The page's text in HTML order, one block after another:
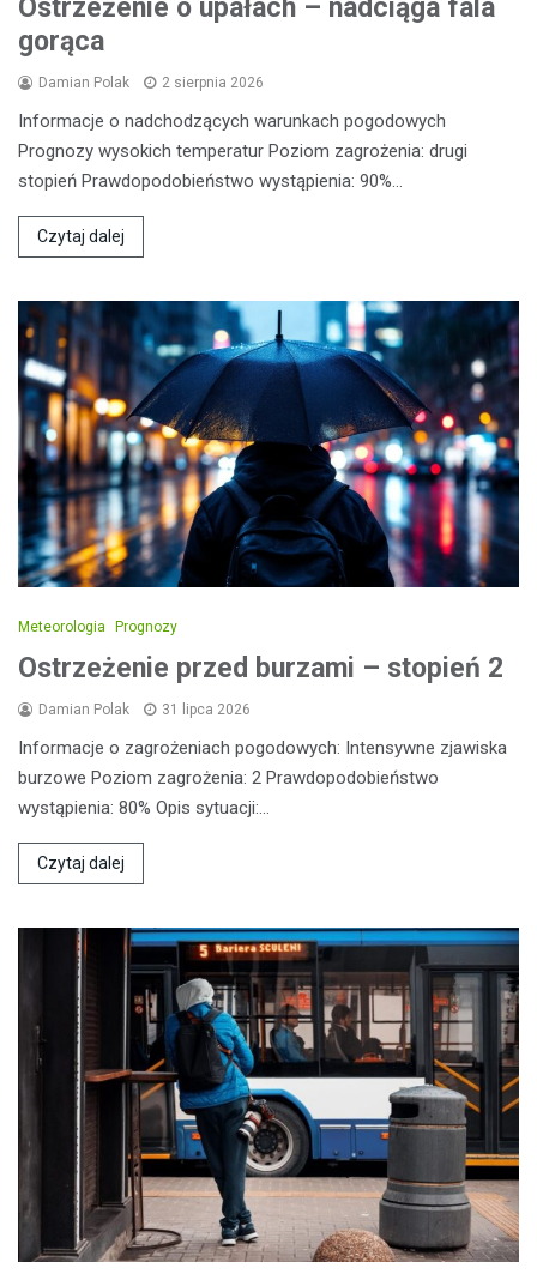
Ostrzeżenie o upałach – nadciąga fala
gorąca
Damian Polak 2 sierpnia 2026
Informacje o nadchodzących warunkach pogodowych
Prognozy wysokich temperatur Poziom zagrożenia: drugi
stopień Prawdopodobieństwo wystąpienia: 90%…
Czytaj dalej
Meteorologia Prognozy
Ostrzeżenie przed burzami – stopień 2
Damian Polak 31 lipca 2026
Informacje o zagrożeniach pogodowych: Intensywne zjawiska
burzowe Poziom zagrożenia: 2 Prawdopodobieństwo
wystąpienia: 80% Opis sytuacji:…
Czytaj dalej